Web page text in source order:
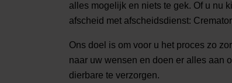
alles mogelijk en niets te gek. Of u nu
afscheid met afscheidsdienst:
Ons doel is om voor u het proces zo
naar uw wensen en doen er alles aan
dierbare te verzorgen.